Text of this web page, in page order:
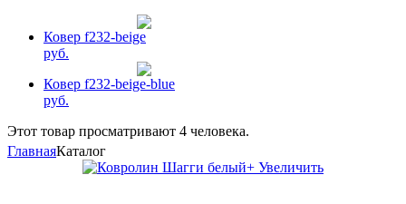
Ковер f232-beige
руб.
Ковер f232-beige-blue
руб.
Этот товар просматривают 4 человека.
ГлавнаяКаталог
+ Увеличить